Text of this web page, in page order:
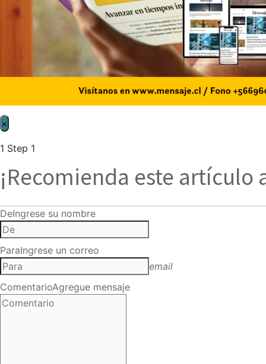
×
1 Step 1
¡Recomienda este artículo
DeIngrese su nombre
ParaIngrese un correo
email
ComentarioAgregue mensaje